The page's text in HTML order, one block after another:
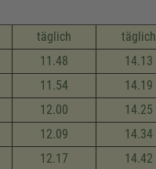
täglich täglich
11.48 14.13
11.54 14.19
12.00 14.25
12.09 14.34
12.17 14.42